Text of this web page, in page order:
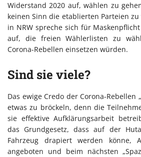
Widerstand 2020 auf, wählen zu
keinen Sinn die etablierten Parteien
in NRW spreche sich für
auf, die freien Wählerlisten zu
Corona-Rebellen einsetzen würden.
Sind sie viele?
Das ewige Credo der Corona-Rebellen
etwas zu bröckeln, denn die
sie effektive Aufklärungsarbeit
das Grundgesetz, dass auf der
Fahrzeug drapiert werden könne,
angeboten und beim nächsten